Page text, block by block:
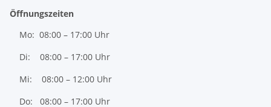
Öffnungszeiten
Mo: 08:00 – 17:00 Uhr
Di: 08:00 – 17:00 Uhr
Mi: 08:00 – 12:00 Uhr
Do: 08:00 – 17:00 Uhr